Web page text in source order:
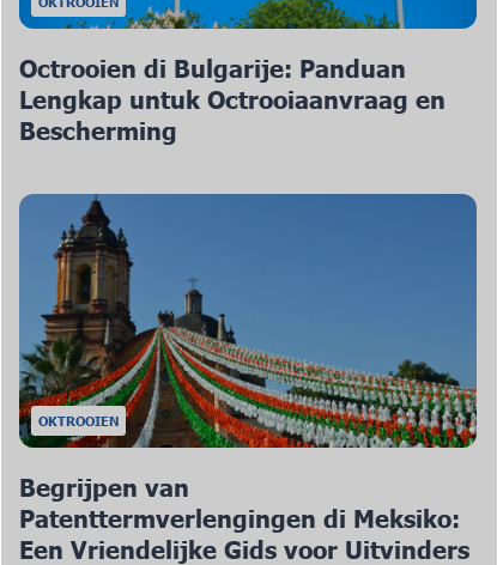
Octrooien di Bulgarije: Panduan
Lengkap untuk Octrooiaanvraag en
Bescherming
OKTROOIEN
Begrijpen van
Patenttermverlengingen di Meksiko:
Een Vriendelijke Gids voor Uitvinders